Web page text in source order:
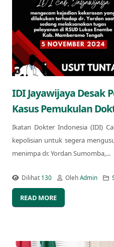
IDI Jayawijaya Desak
Kasus Pemukulan
Ikatan Dokter Indonesia (IDI)
kepolisian untuk segera
menimpa dr. Yordan Sumomba,...
Dilihat 130 OlehAdmin
READ MORE